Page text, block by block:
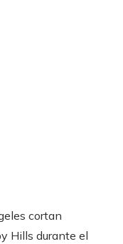
cortan
Hills durante el